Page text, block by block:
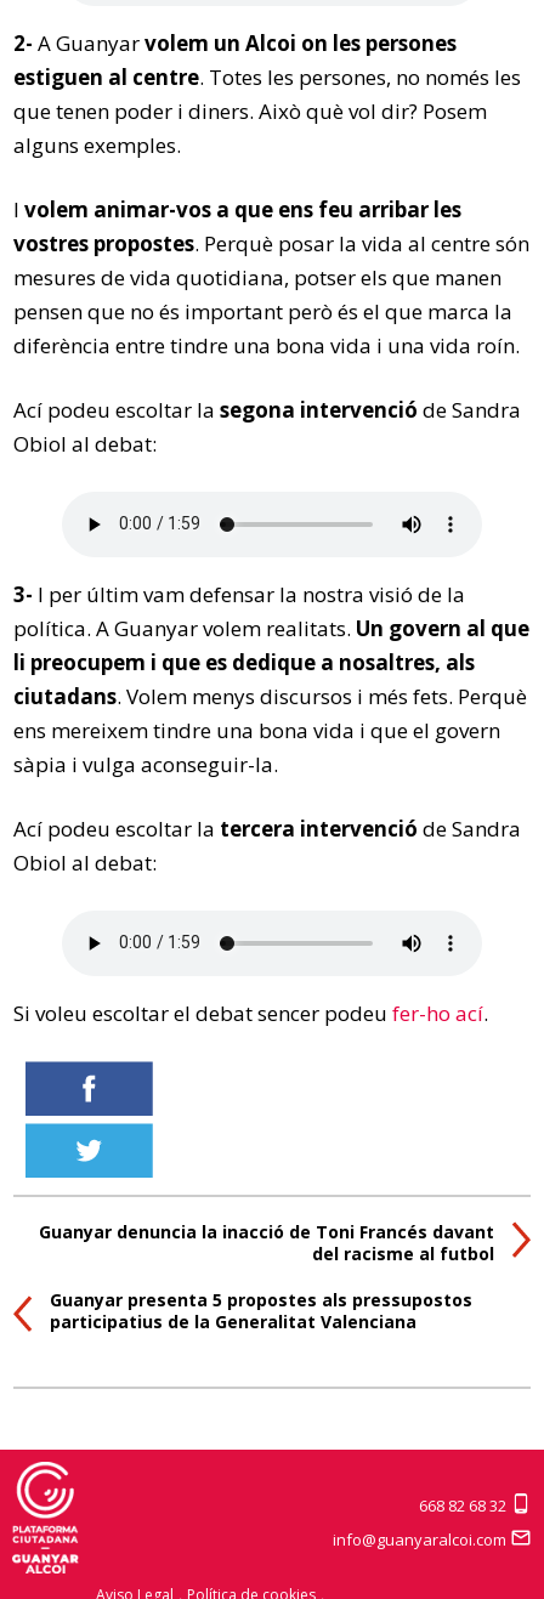
2- A Guanyarvolem un Alcoi on les persones
estiguen al centre. Totes les persones, no només les
que tenen poder i diners. Això què vol dir? Posem
alguns exemples.
Ivolem animar-vos a que ens feu arribar les
vostres propostes. Perquè posar la vida al centre són
mesures de vida quotidiana, potser els que manen
pensen que no és important però és el que marca la
diferència entre tindre una bona vida i una vida roín.
Ací podeu escoltar lasegona intervenció de Sandra
Obiol al debat:
3- I per últim vam defensar la nostra visió de la
política. A Guanyar volem realitats. Un govern al que
li preocupem i que es dedique a nosaltres, als
ciutadans. Volem menys discursos i més fets. Perquè
ens mereixem tindre una bona vida i que el govern
sàpia i vulga aconseguir-la.
Ací podeu escoltar la tercera intervenció de Sandra
Obiol al debat:
Si voleu escoltar el debat sencer podeufer-ho ací.
Guanyar denuncia la inacció de Toni Francés davant
del racisme al futbol
Guanyar presenta 5 propostes als pressupostos
participatius de la Generalitat Valenciana
Aviso Legal Política de cookies
668 82 68 32
info@guanyaralcoi.com